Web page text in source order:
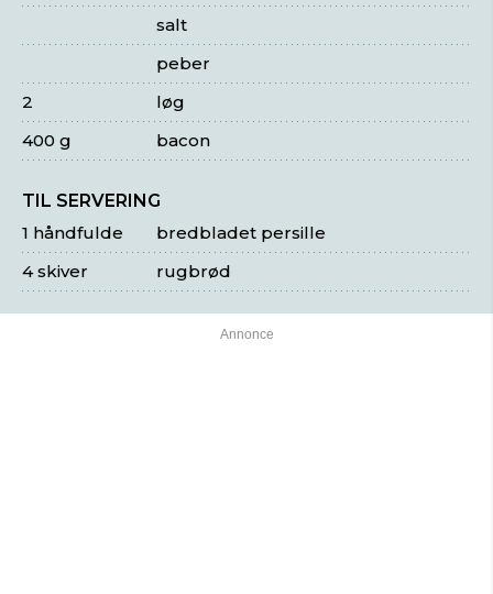
salt
peber
løg
2
bacon
400 g
TIL SERVERING
bredbladet persille
1 håndfulde
rugbrød
4 skiver